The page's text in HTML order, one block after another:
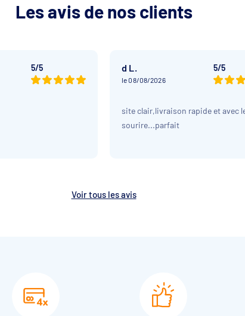
Les avis de nos clients
5/5 d L. 5/5
le 08/08/2026
site clair,livraison rapide et avec
sourire...parfait
Voir tous les avis